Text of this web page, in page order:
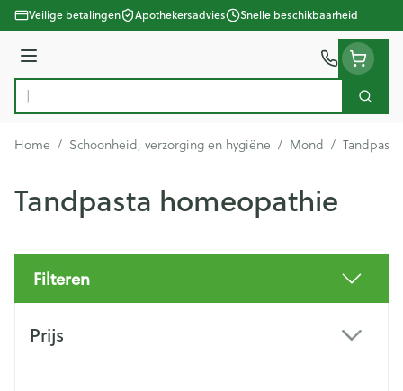
Ga naar de inhoud
Veilige betalingen Apothekersadvies Snelle beschikbaarheid
Menu
Product, merk, categorie...
Zoek
Home / Schoonheid, verzorging en hygiëne / Mond / Tandpasta
Tandpasta homeopathie
Filteren
Prijs